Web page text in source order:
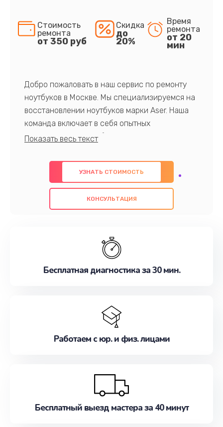
Стоимость
ремонта
от 350 руб
Скидка
до
20%
Время
ремонта
от 20
мин
Добро пожаловать в наш сервис по ремонту
ноутбуков в Москве. Мы специализируемся на
восстановлении ноутбуков марки Aser. Наша
команда включает в себя опытных
профессионалов с обширными знаниями и
предлагаем быстрый и качественный ремонт с
использованием оригинальных компонентов, а
также гарантируем качество всех
проведенных работ. Наша цель - предоставить
наилучшим образом. Не медлите записаться на
УЗНАТЬ СТОИМОСТЬ
КОНСУЛЬТАЦИЯ
Бесплатная диагностика за 30 мин.
Работаем с юр. и физ. лицами
Бесплатный выезд мастера за 40 минут